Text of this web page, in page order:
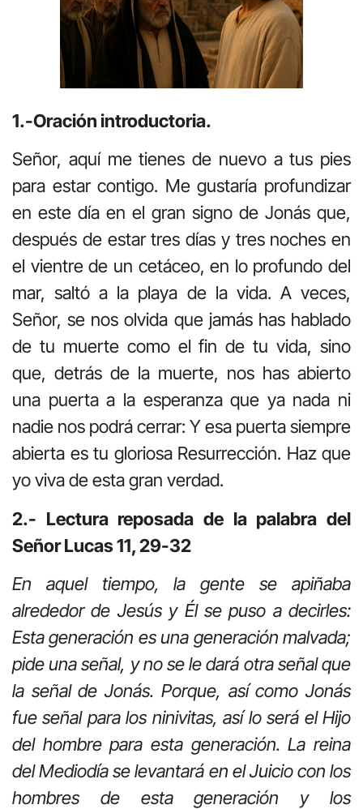
1.-Oración introductoria.
Señor, aquí me tienes de nuevo a tus pies
para estar contigo. Me gustaría profundizar
en este día en el gran signo de Jonás que,
después de estar tres días y tres noches en
el vientre de un cetáceo, en lo profundo del
mar, saltó a la playa de la vida. A veces,
Señor, se nos olvida que jamás has hablado
de tu muerte como el fin de tu vida, sino
que, detrás de la muerte, nos has abierto
una puerta a la esperanza que ya nada ni
nadie nos podrá cerrar: Y esa puerta siempre
abierta es tu gloriosa Resurrección. Haz que
yo viva de esta gran verdad.
2.- Lectura reposada de la palabra del
Señor Lucas 11, 29-32
En aquel tiempo, la gente se apiñaba
alrededor de Jesús y Él se puso a decirles:
Esta generación es una generación malvada;
pide una señal, y no se le dará otra señal que
la señal de Jonás. Porque, así como Jonás
fue señal para los ninivitas, así lo será el Hijo
del hombre para esta generación. La reina
del Mediodía se levantará en el Juicio con los
hombres de esta generación y los